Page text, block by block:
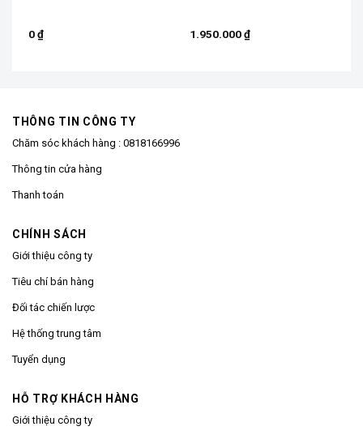
0₫ 1.950.000₫
THÔNG TIN CÔNG TY
Chăm sóc khách hàng : 0818166996
Thông tin cửa hàng
Thanh toán
CHÍNH SÁCH
Giới thiệu công ty
Tiêu chí bán hàng
Đối tác chiến lược
Hệ thống trung tâm
Tuyển dụng
HỖ TRỢ KHÁCH HÀNG
Giới thiệu công ty